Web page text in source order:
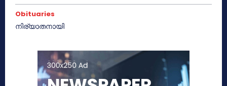
Obituaries
നിര്യാതനായി